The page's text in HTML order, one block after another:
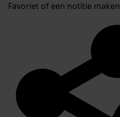
Favoriet of een notitie maken